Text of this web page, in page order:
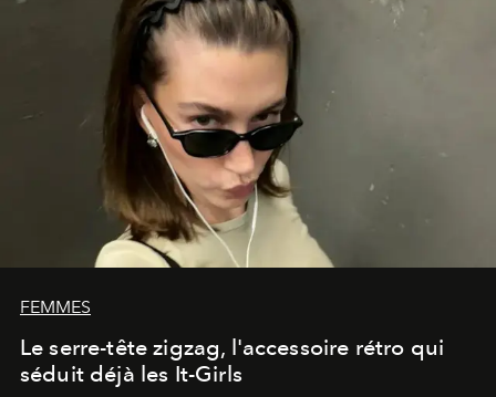
FEMMES
Le serre-tête zigzag, l'accessoire rétro qui
séduit déjà les It-Girls